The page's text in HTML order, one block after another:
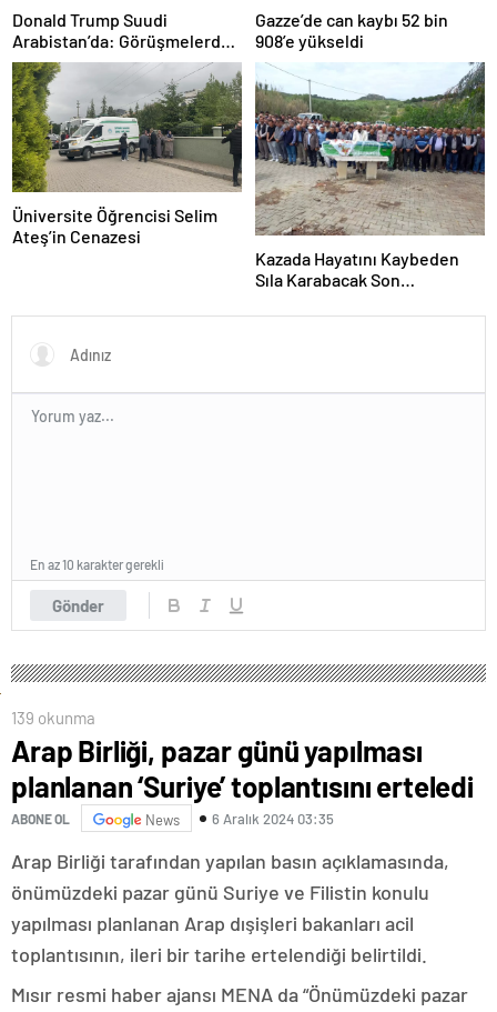
Donald Trump Suudi
Arabistan’da: Görüşmelerde
uyukladı
Gazze’de can kaybı 52 bin
908’e yükseldi
Üniversite Öğrencisi Selim
Ateş’in Cenazesi
Kazada Hayatını Kaybeden
Sıla Karabacak Son
Gönder
En az 10 karakter gerekli
139 okunma
Arap Birliği, pazar günü yapılması
planlanan ‘Suriye’ toplantısını erteledi
ABONE OL News 6 Aralık 2024 03:35
Arap Birliği tarafından yapılan basın açıklamasında,
önümüzdeki pazar günü Suriye ve Filistin konulu
yapılması planlanan Arap dışişleri bakanları acil
toplantısının, ileri bir tarihe ertelendiği belirtildi.
Mısır resmi haber ajansı MENA da “Önümüzdeki pazar